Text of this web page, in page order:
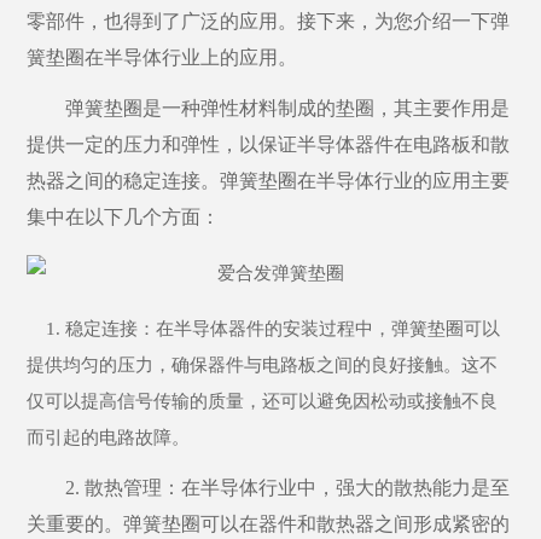
零部件，也得到了广泛的应用。接下来，为您介绍一下弹
簧垫圈在半导体行业上的应用。
弹簧垫圈是一种弹性材料制成的垫圈，其主要作用是
提供一定的压力和弹性，以保证半导体器件在电路板和散
热器之间的稳定连接。弹簧垫圈在半导体行业的应用主要
集中在以下几个方面：
1. 稳定连接：在半导体器件的安装过程中，弹簧垫圈可以
提供均匀的压力，确保器件与电路板之间的良好接触。这不
仅可以提高信号传输的质量，还可以避免因松动或接触不良
而引起的电路故障。
2. 散热管理：在半导体行业中，强大的散热能力是至
关重要的。弹簧垫圈可以在器件和散热器之间形成紧密的